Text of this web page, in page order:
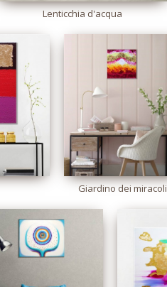
Lenticchia d'acqua
Giardino dei miracoli